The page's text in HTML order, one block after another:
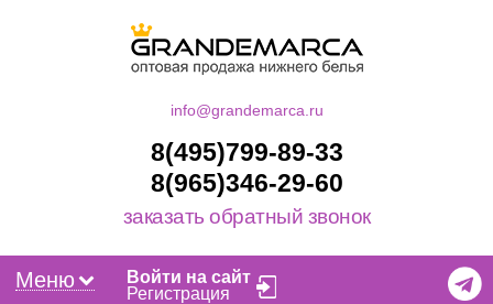
info@grandemarca.ru
8(495)799-89-33
8(965)346-29-60
заказать обратный звонок
Меню
Войти на сайт
Регистрация